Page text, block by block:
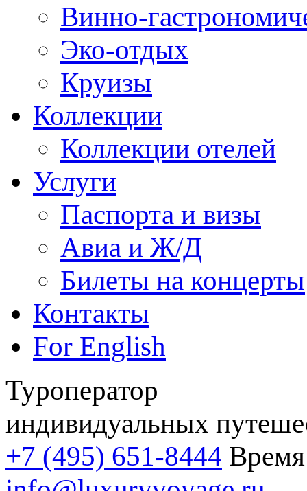
Винно-
Эко-отдых
Круизы
Коллекции
Коллекции отелей
Услуги
Паспорта и визы
Авиа и Ж/Д
Билеты на концерты
Контакты
For English
Туроператор
индивидуальных
+7 (495) 651-8444